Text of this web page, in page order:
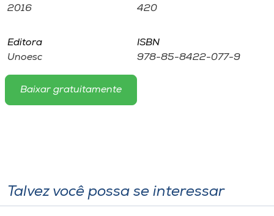
Unoesc
o idioma
2016
420
Editora
Unoesc
ISBN
978-85-8422-077-9
Baixar gratuitamente
Talvez você possa se interessar